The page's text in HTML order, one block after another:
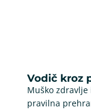
Vodič kroz
Muško
pravilna